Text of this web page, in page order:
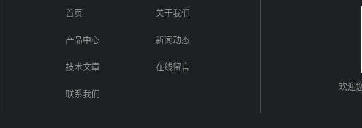
首页 关于我们
产品中心 新闻动态
技术文章 在线留言
联系我们
欢迎